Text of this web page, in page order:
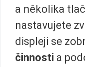
a několika
nastavujete
displeji se
činnosti a